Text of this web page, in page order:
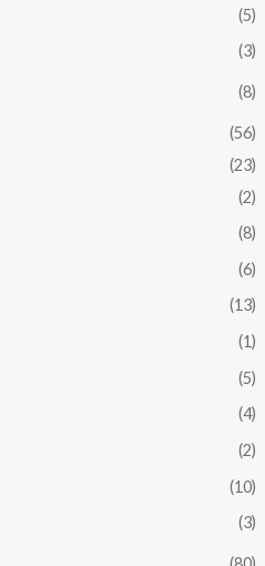
(5)
(3)
(8)
(56)
(23)
(2)
(8)
(6)
(13)
(1)
(5)
(4)
(2)
(10)
(3)